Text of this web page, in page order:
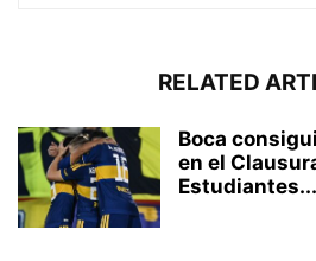
RELATED
Boca
en el
Estudiantes...